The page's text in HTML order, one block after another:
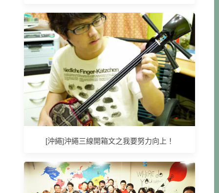
[沖繩]沖繩三線開箱文之我要努力向上！